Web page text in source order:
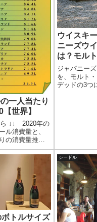
一人当たり
世界】
ら ↓↓ 2020年の
ル消費量と、
の消費量推移
タはキリンが
をもとにし
によるPixabay
当たりのビール
ウイスキ
ニーズウ
は？モル
レンデッ
ジャパニー
を、モルト
デッドの3つ
トルサイズ
シードル